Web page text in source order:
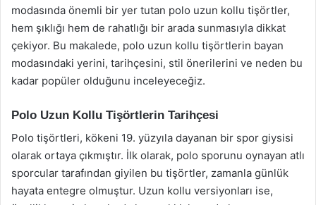
modasında önemli bir yer tutan polo uzun kollu tişörtler,
hem şıklığı hem de rahatlığı bir arada sunmasıyla dikkat
çekiyor. Bu makalede, polo uzun kollu tişörtlerin bayan
modasındaki yerini, tarihçesini, stil önerilerini ve neden bu
kadar popüler olduğunu inceleyeceğiz.
Polo Uzun Kollu Tişörtlerin Tarihçesi
Polo tişörtleri, kökeni 19. yüzyıla dayanan bir spor giysisi
olarak ortaya çıkmıştır. İlk olarak, polo sporunu oynayan atlı
sporcular tarafından giyilen bu tişörtler, zamanla günlük
hayata entegre olmuştur. Uzun kollu versiyonları ise,